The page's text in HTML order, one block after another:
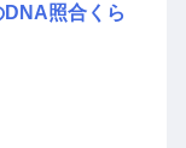
照合くら